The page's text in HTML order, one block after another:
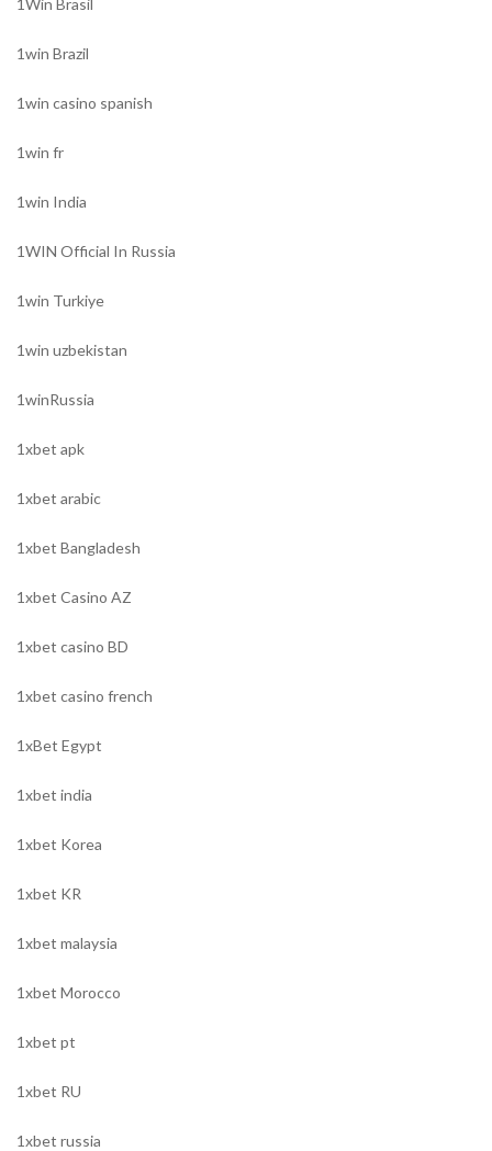
1win Brazil
1win casino spanish
1win fr
1win India
1WIN Official In Russia
1win Turkiye
1win uzbekistan
1winRussia
1xbet apk
1xbet arabic
1xbet Bangladesh
1xbet Casino AZ
1xbet casino BD
1xbet casino french
1xBet Egypt
1xbet india
1xbet Korea
1xbet KR
1xbet malaysia
1xbet Morocco
1xbet pt
1xbet RU
1xbet russia